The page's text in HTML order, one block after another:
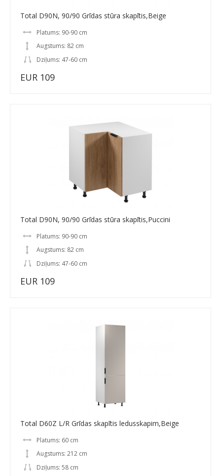
Total D90N, 90/90 Grīdas stūra skapītis,Beige
Platums: 90-90 cm
Augstums: 82 cm
Dziļums: 47-60 cm
EUR 109
Total D90N, 90/90 Grīdas stūra skapītis,Puccini
Platums: 90-90 cm
Augstums: 82 cm
Dziļums: 47-60 cm
EUR 109
Total D60Z L/R Grīdas skapītis ledusskapim,Beige
Platums: 60 cm
Augstums: 212 cm
Dziļums: 58 cm